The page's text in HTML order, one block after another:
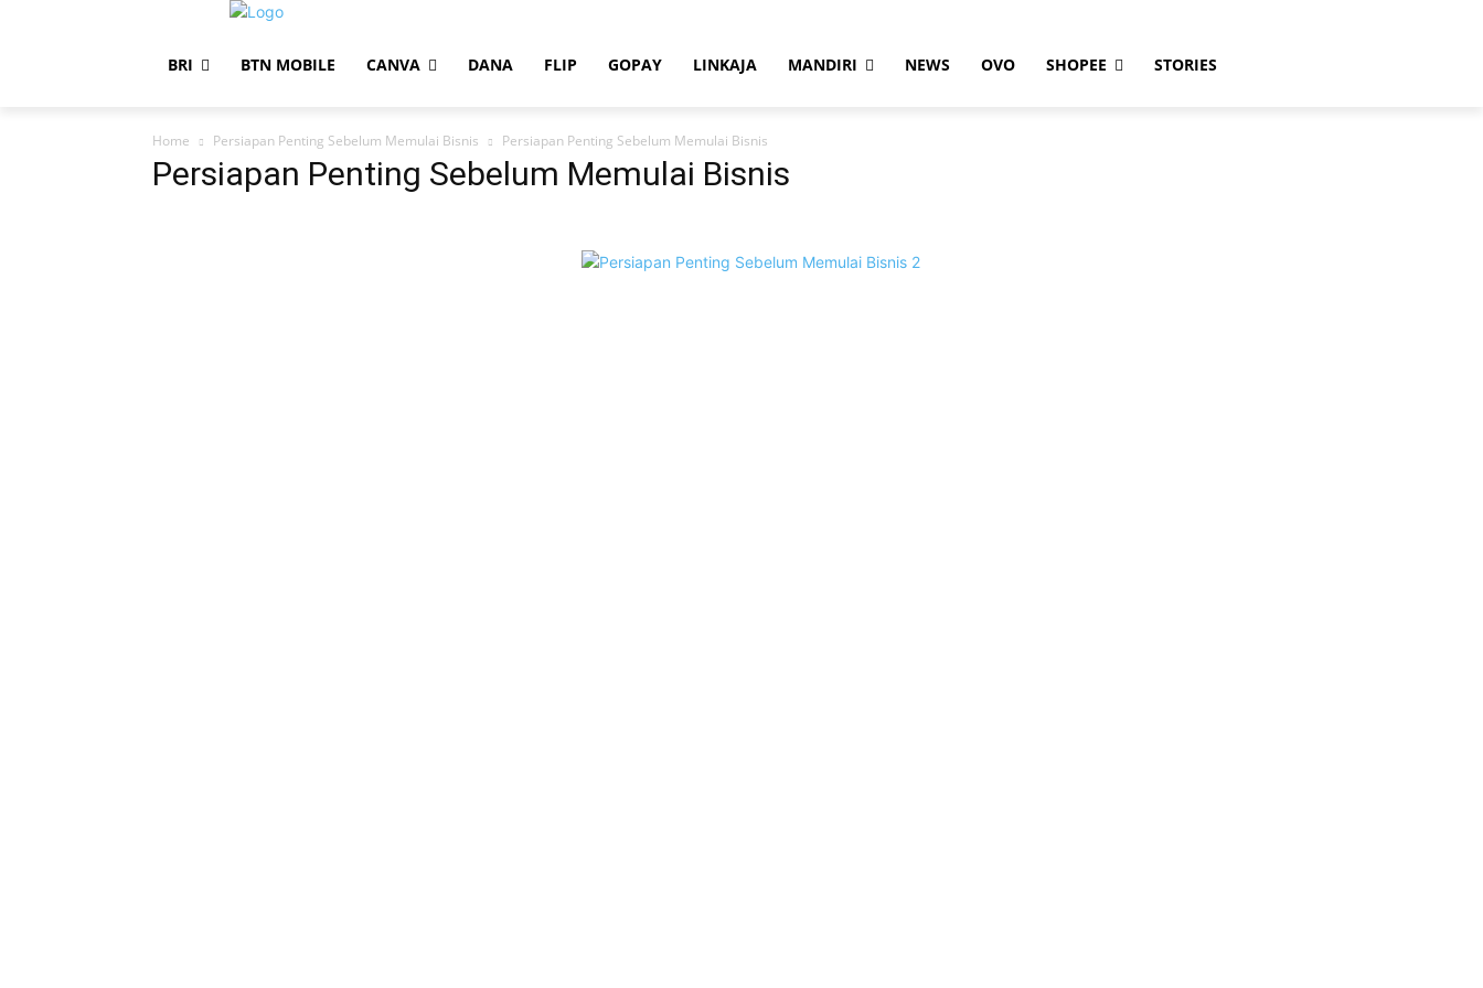
BRI BTN MOBILE CANVA DANA FLIP GOPAY LINKAJA MANDIRI NEWS OVO SHOPEE STORIES
Home Persiapan Penting Sebelum Memulai Bisnis Persiapan Penting Sebelum Memulai Bisnis
Persiapan Penting Sebelum Memulai Bisnis